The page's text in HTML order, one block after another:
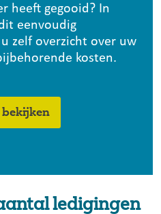
heeft gegooid? In
eenvoudig
zelf overzicht over uw
kosten.
ledigingen